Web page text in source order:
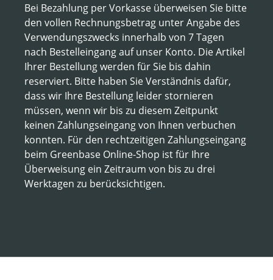
Bei Bezahlung per Vorkasse überweisen Sie bitte
den vollen Rechnungsbetrag unter Angabe des
Verwendungszwecks innerhalb von 7 Tagen
nach Bestelleingang auf unser Konto. Die Artikel
Ihrer Bestellung werden für Sie bis dahin
reserviert. Bitte haben Sie Verständnis dafür,
dass wir Ihre Bestellung leider stornieren
müssen, wenn wir bis zu diesem Zeitpunkt
keinen Zahlungseingang von Ihnen verbuchen
konnten. Für den rechtzeitigen Zahlungseingang
beim Greenbase Online-Shop ist für Ihre
Überweisung ein Zeitraum von bis zu drei
Werktagen zu berücksichtigen.